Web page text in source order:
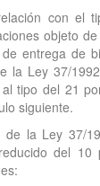
con el
objeto
entrega de
la Ley 37/
tipo del 21
siguiente.
de la Ley 37/
del